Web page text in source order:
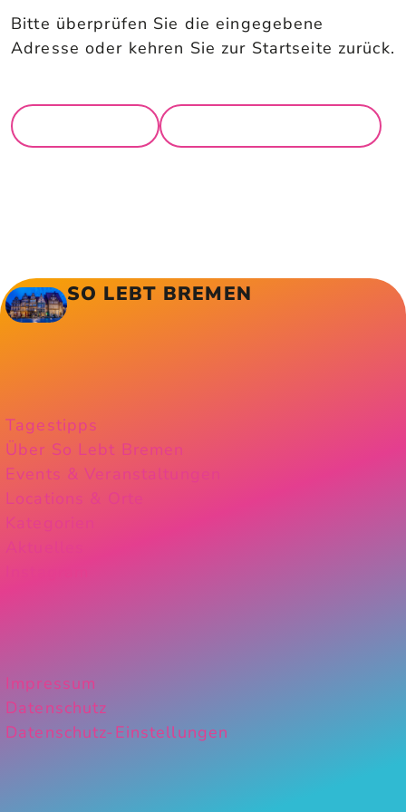
Bitte überprüfen Sie die eingegebene
Adresse oder kehren Sie zur Startseite zurück.
SO LEBT BREMEN
Tagestipps
Über So Lebt Bremen
Events & Veranstaltungen
Locations & Orte
Kategorien
Impressum
Datenschutz
Datenschutz-Einstellungen